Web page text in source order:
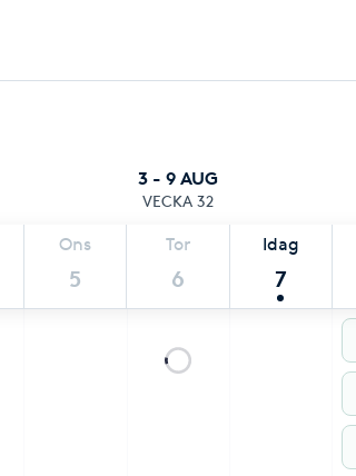
3 - 9 AUG
VECKA 32
Ons
5
Tor
6
Idag
7